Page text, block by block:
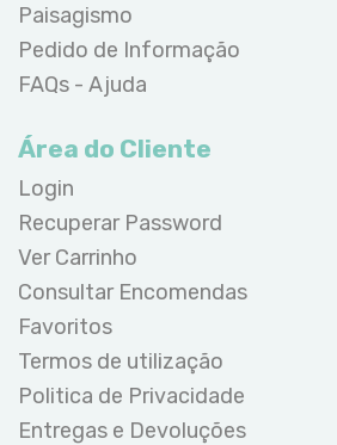
Paisagismo
Pedido de Informação
FAQs - Ajuda
Área do Cliente
Login
Recuperar Password
Ver Carrinho
Consultar Encomendas
Favoritos
Termos de utilização
Politica de Privacidade
Entregas e Devoluções